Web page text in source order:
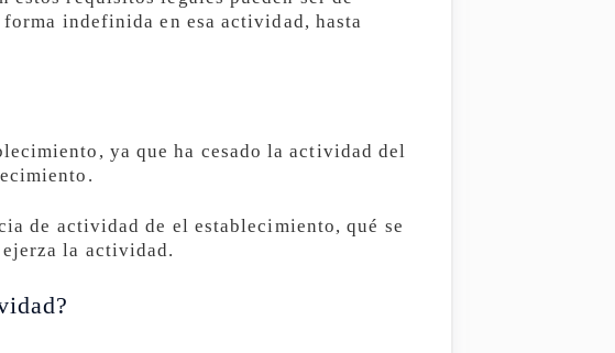
indefinida en esa actividad, hasta
ya que ha cesado la actividad del
de actividad de el establecimiento, qué se
la actividad.